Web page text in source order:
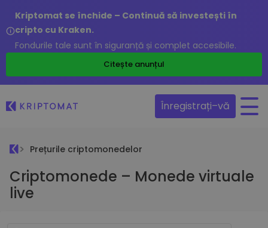
Kriptomat se închide – Continuă să investești în
cripto cu Kraken.
Fondurile tale sunt în siguranță și complet accesibile.
Citește anunțul
Înregistrați–vă
Prețurile criptomonedelor
Criptomonede – Monede virtuale
live